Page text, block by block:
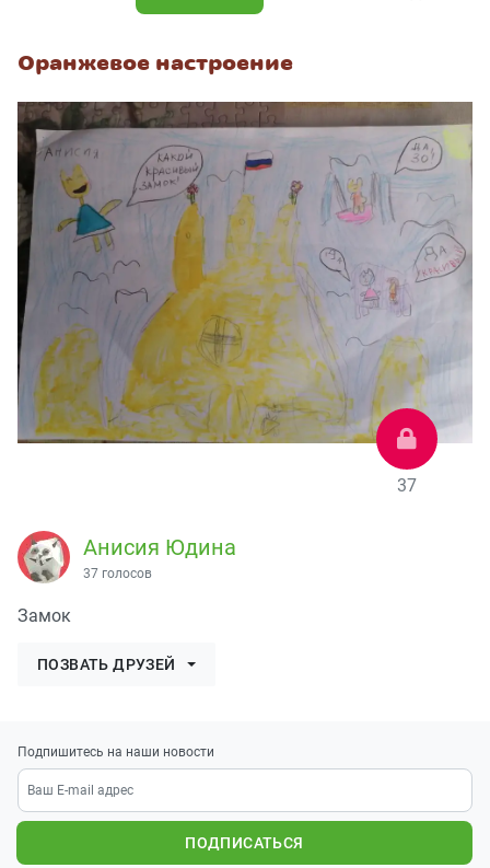
Оранжевое настроение
37
Анисия Юдина
37 голосов
Замок
ПОЗВАТЬ ДРУЗЕЙ
Подпишитесь на наши новости
ПОДПИСАТЬСЯ